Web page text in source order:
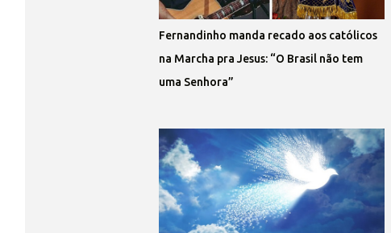
Fernandinho manda recado aos católicos
na Marcha pra Jesus: “O Brasil não tem
uma Senhora”